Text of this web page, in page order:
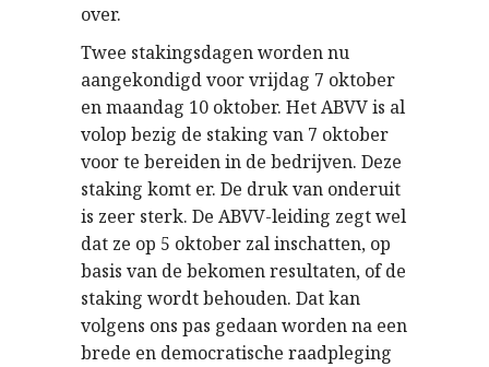
over.
Twee stakingsdagen worden nu
aangekondigd voor vrijdag 7 oktober
en maandag 10 oktober. Het ABVV is al
volop bezig de staking van 7 oktober
voor te bereiden in de bedrijven. Deze
staking komt er. De druk van onderuit
is zeer sterk. De ABVV-leiding zegt wel
dat ze op 5 oktober zal inschatten, op
basis van de bekomen resultaten, of de
staking wordt behouden. Dat kan
volgens ons pas gedaan worden na een
brede en democratische raadpleging